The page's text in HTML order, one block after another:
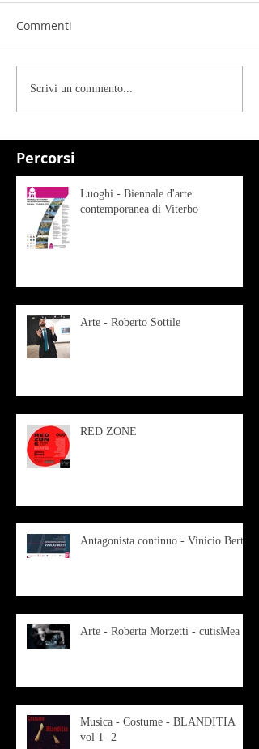
Percorsi
Commenti
Scrivi un commento...
Luoghi - Biennale d'arte
contemporanea di Viterbo
Arte - Roberto Sottile
RED ZONE
Antagonista continuo - Vinicio Berti
Arte - Roberta Morzetti - cutisMea
Musica - Costume - BLANDITIA
vol 1- 2